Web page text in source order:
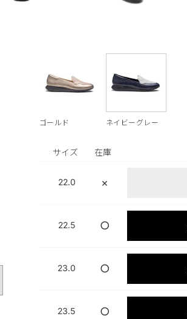
ゴールド ネイビーグレー
サイズ 在庫
22.0 ×
22.5 ○
23.0 ○
23.5 ○